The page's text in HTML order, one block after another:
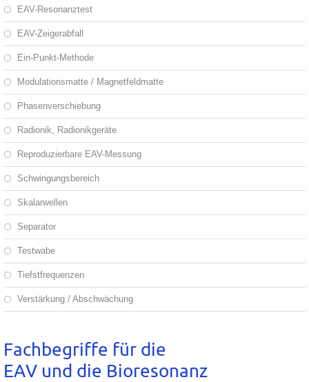
EAV-Resonanztest
EAV-Zeigerabfall
Ein-Punkt-Methode
Modulationsmatte / Magnetfeldmatte
Phasenverschiebung
Radionik, Radionikgeräte
Reproduzierbare EAV-Messung
Schwingungsbereich
Skalarwellen
Separator
Testwabe
Tiefstfrequenzen
Verstärkung / Abschwächung
Fachbegriffe für die
EAV und die Bioresonanz